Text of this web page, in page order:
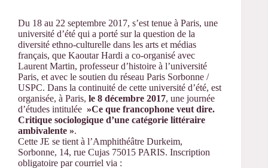
Du 18 au 22 septembre 2017, s’est tenue à Paris, une
université d’été qui a porté sur la question de la
diversité ethno-culturelle dans les arts et médias
français, que Kaoutar Hardi a co-organisé avec
Laurent Martin, professeur d’histoire à l’université
Paris, et avec le soutien du réseau Paris Sorbonne /
USPC. Dans la continuité de cette université d’été, est
organisée, à Paris, le 8 décembre 2017, une journée
d’études intitulée »Ce que francophone veut dire.
Critique sociologique d’une catégorie littéraire
ambivalente ».
Cette JE se tient à l’Amphithéâtre Durkeim,
Sorbonne, 14, rue Cujas 75015 PARIS. Inscription
obligatoire par courriel via :